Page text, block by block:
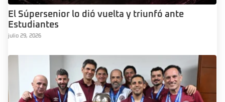
El Súpersenior lo dió vuelta y triunfó ante
Estudiantes
julio 29, 2026